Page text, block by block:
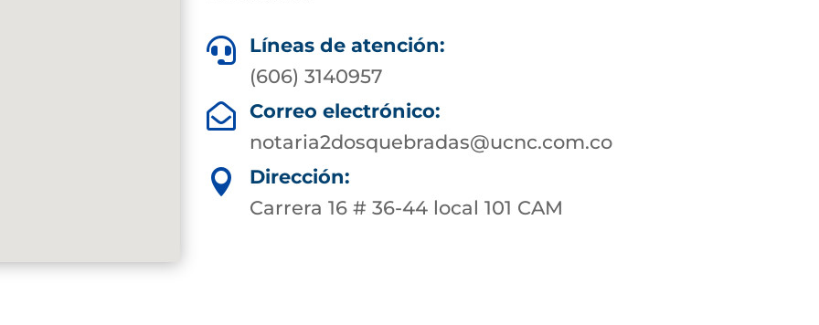

Líneas de atención:
(606) 3140957

Correo electrónico:
notaria2dosquebradas@ucnc.com.co

Dirección:
Carrera 16 # 36-44 local 101 CAM